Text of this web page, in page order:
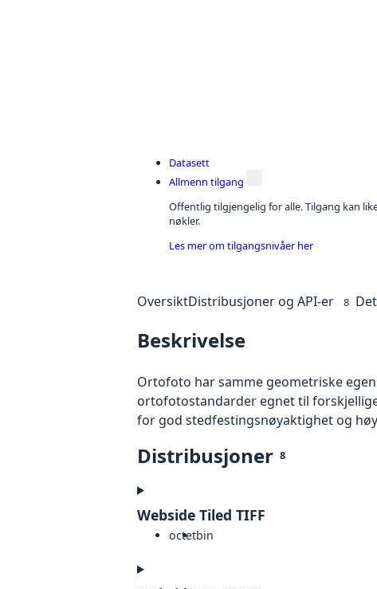
Datasett
Allmenn tilgang
Offentlig tilgjengelig for alle. Tilgang kan
nøkler.
Les mer om tilgangsnivåer her
OversiktDistribusjoner og API-er 8
Beskrivelse
Ortofoto har samme geometriske
ortofotostandarder egnet til
for god stedfestingsnøyaktighet og
Distribusjoner 8
Webside Tiled TIFF
octetbin